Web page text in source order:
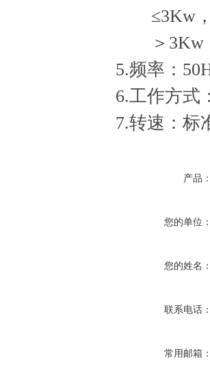
≤3Kw，
＞3Kw，
5.频率：
6.工作方式
7.转速：标
产品
您的单位
您的姓名
联系电话
常用邮箱